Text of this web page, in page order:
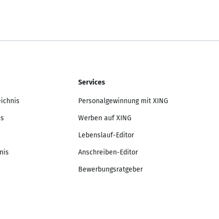
Services
Personalgewinnung mit XING
Werben auf XING
Lebenslauf-Editor
Anschreiben-Editor
Bewerbungsratgeber